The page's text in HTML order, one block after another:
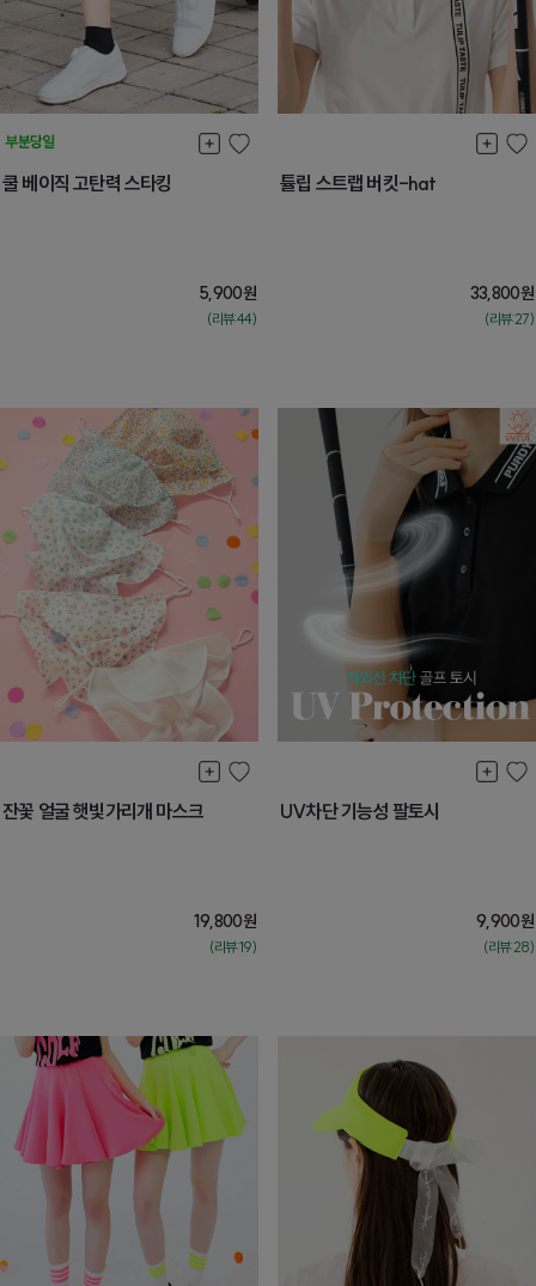
쿨 베이직 고탄력 스타킹
5,900원
(리뷰:44)
튤립 스트랩 버킷-hat
33,800원
(리뷰:27)
잔꽃 얼굴 햇빛가리개 마스크
19,800원
(리뷰:19)
UV차단 기능성 팔토시
9,900원
(리뷰:28)